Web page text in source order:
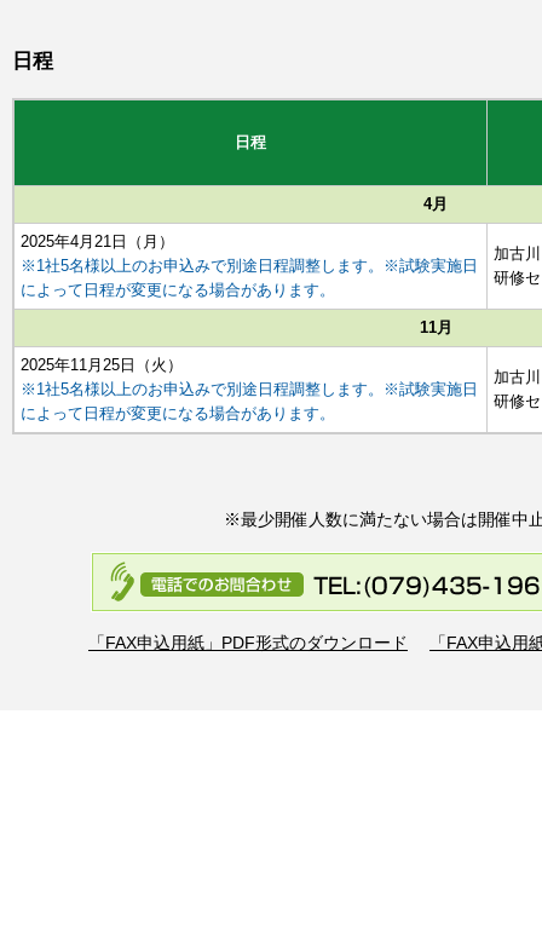
日程
日程
4月
2025年4月21日（月）
※1社5名様以上のお申込みで別途日程調整します。※試験実施日
によって日程が変更になる場合があります。
加古
研修
11月
2025年11月25日（火）
※1社5名様以上のお申込みで別途日程調整します。※試験実施日
によって日程が変更になる場合があります。
加古
研修
※最少開催人数に満たない場合は開催中
「FAX申込用紙」PDF形式のダウンロード 「FAX申込用